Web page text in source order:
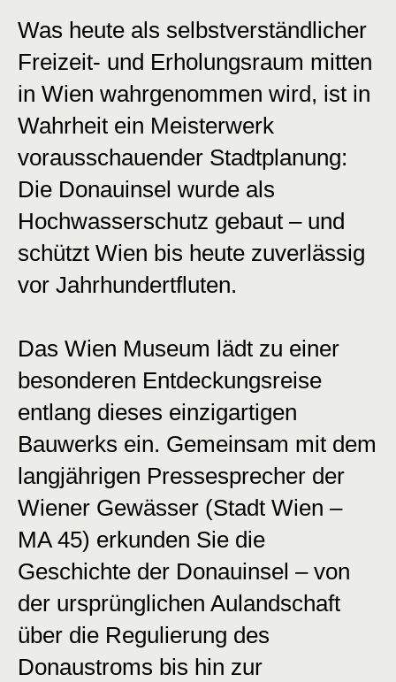
Was heute als selbstverständlicher
Freizeit- und Erholungsraum mitten
in Wien wahrgenommen wird, ist in
Wahrheit ein Meisterwerk
vorausschauender Stadtplanung:
Die Donauinsel wurde als
Hochwasserschutz gebaut – und
schützt Wien bis heute zuverlässig
vor Jahrhundertfluten.
Das Wien Museum lädt zu einer
besonderen Entdeckungsreise
entlang dieses einzigartigen
Bauwerks ein. Gemeinsam mit dem
langjährigen Pressesprecher der
Wiener Gewässer (Stadt Wien –
MA 45) erkunden Sie die
Geschichte der Donauinsel – von
der ursprünglichen Aulandschaft
über die Regulierung des
Donaustroms bis hin zur